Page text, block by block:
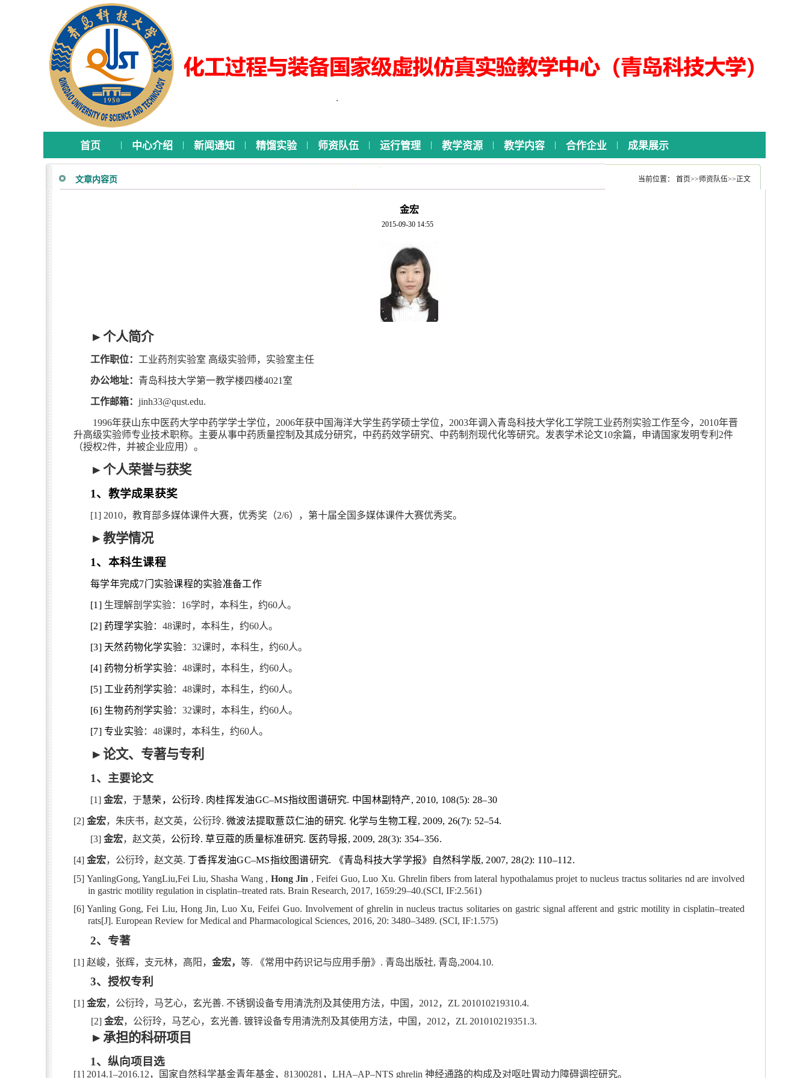
首页 | 中心介绍 | 新闻通知 | 精馏实验 | 师资队伍 | 运行管理 | 教学资源 | 教学内容 | 合作企业 | 成果展示
文章内容页 当前位置： 首页>>师资队伍>>正文
金宏
2015-09-30 14:55
►个人简介
工作职位： 工业药剂实验室 高级实验师，实验室主任
办公地址： 青岛科技大学第一教学楼四楼4021 室
工作邮箱： jinh33@qust.edu.
1996年获山东中医药大学中药学学士学位， 2006年获中国海洋大学生药学硕士学位， 2003年调入青岛科技大学化工学院工业药剂实验工作至今， 2010年晋
升高级实验师专业技术职称。主要从事中药质量控制及其成分研究，中药药效学研究、中药制剂现代化等研究。发表学术论文10余篇，申请国家发明专利 2件
（授权2件，并被企业应用）。
►个人荣誉与获奖
1、教学成果获奖
[1] 2010，教育部多媒体课件大赛，优秀奖（2/6），第十届全国多媒体课件大赛优秀奖。
►教学情况
1、本科生课程
每学年完成7门实验课程的实验准备工作
[1] 生理解剖学实验： 16学时，本科生，约60人。
[2] 药理学实验：48课时，本科生，约60人。
[3] 天然药物化学实验：32课时，本科生，约60人。
[4] 药物分析学实验： 48课时，本科生，约60人。
[5] 工业药剂学实验： 48课时，本科生，约60人。
[6] 生物药剂学实验： 32课时，本科生，约60人。
[7] 专业实验：48课时，本科生，约60人。
►论文、专著与专利
1、主要论文
[1] 金宏，于慧荣，公衍玲. 肉桂挥发油GC–MS指纹图谱研究. 中国林副特产, 2010, 108(5): 28–30
[2] 金宏，朱庆书，赵文英，公衍玲. 微波法提取薏苡仁油的研究. 化学与生物工程, 2009, 26(7): 52–54.
[3] 金宏，赵文英， 公衍玲. 草豆蔻的质量标准研究. 医药导报, 2009, 28(3): 354–356.
[4] 金宏，公衍玲，赵文英. 丁香挥发油GC–MS指纹图谱研究. 《青岛科技大学学报》自然科学版, 2007, 28(2): 110–112.
[5] YanlingGong, YangLiu,Fei Liu, Shasha Wang , Hong Jin , Feifei Guo, Luo Xu. Ghrelin fibers from lateral hypothalamus projet to nucleus tractus solitaries nd are involved
in gastric motility regulation in cisplatin–treated rats. Brain Research, 2017, 1659:29–40.(SCI, IF:2.561)
[6] Yanling Gong, Fei Liu, Hong Jin, Luo Xu, Feifei Guo. Involvement of ghrelin in nucleus tractus solitaries on gastric signal afferent and gstric motility in cisplatin–treated
rats[J]. European Review for Medical and Pharmacological Sciences, 2016, 20: 3480–3489. (SCI, IF:1.575)
2、专著
[1] 赵峻，张辉，支元林，高阳， 金宏， 等. 《常用中药识记与应用手册》 . 青岛出版社, 青岛,2004.10.
3、授权专利
[1] 金宏，公衍玲，马艺心，玄光善. 不锈钢设备专用清洗剂及其使用方法，中国， 2012， ZL 201010219310.4.
[2] 金宏，公衍玲，马艺心，玄光善. 镀锌设备专用清洗剂及其使用方法，中国， 2012， ZL 201010219351.3.
►承担的科研项目
1、纵向项目选
[1] 2014.1–2016.12，国家自然科学基金青年基金， 81300281 ， LHA–AP–NTS ghrelin 神经通路的构成及对呕吐胃动力障碍调控研究。